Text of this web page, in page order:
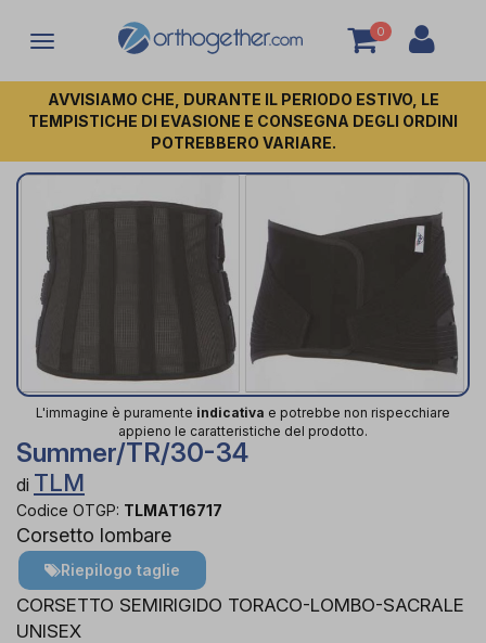
Attiva/disattiva
navigazione
0
AVVISIAMO CHE, DURANTE IL PERIODO ESTIVO, LE
TEMPISTICHE DI EVASIONE E CONSEGNA DEGLI ORDINI
POTREBBERO VARIARE.
L'immagine è puramente indicativa e potrebbe non rispecchiare
appieno le caratteristiche del prodotto.
Summer/TR/30-34
di TLM
Codice OTGP: TLMAT16717
Corsetto lombare
Riepilogo taglie
CORSETTO SEMIRIGIDO TORACO-LOMBO-SACRALE
UNISEX